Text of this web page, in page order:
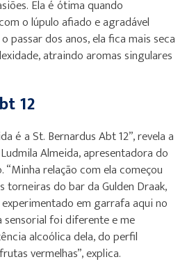
Ela é ótima quando
o lúpulo afiado e agradável
passar dos anos, ela fica mais seca
atraindo aromas singulares
12
é a St. Bernardus Abt 12”, revela a
Almeida, apresentadora do
relação com ela começou
torneiras do bar da Gulden Draak,
em garrafa aqui no
sensorial foi diferente e me
alcoólica dela, do perfil
vermelhas”, explica.